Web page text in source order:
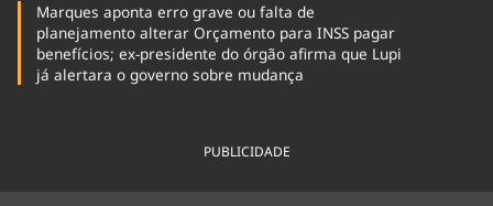
Marques aponta erro grave ou falta de
planejamento alterar Orçamento para INSS pagar
benefícios; ex-presidente do órgão afirma que Lupi
já alertara o governo sobre mudança
PUBLICIDADE